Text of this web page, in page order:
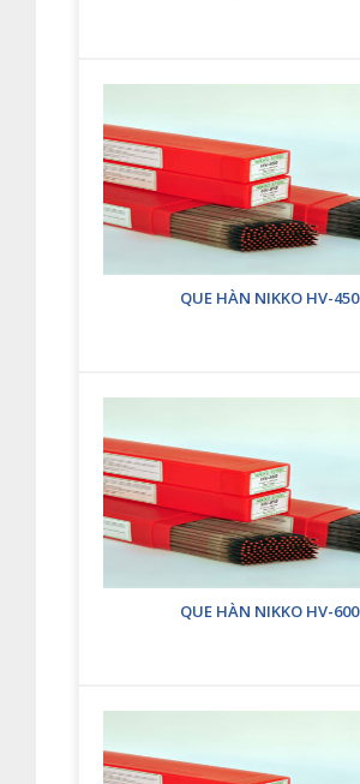
QUE HÀN NIKKO HV-450
QUE HÀN NIKKO HV-600